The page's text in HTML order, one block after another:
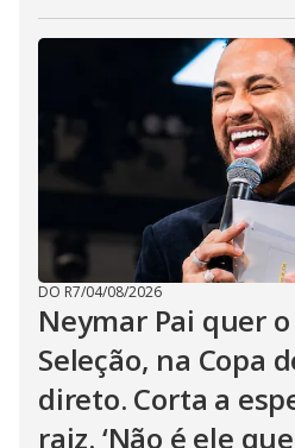
DO R7/04/08/2026
Neymar Pai quer
Seleção, na Copa
direto. Corta a
raiz. ‘Não é ele